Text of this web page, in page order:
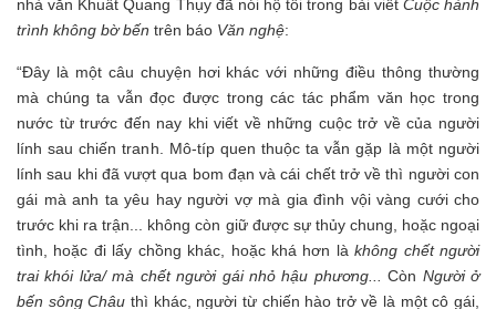
nhà văn Khuất Quang Thụy đã nói hộ tôi trong bài viết Cuộc hành
trình không bờ bến trên báo Văn nghệ:
“Đây là một câu chuyện hơi khác với những điều thông thường
mà chúng ta vẫn đọc được trong các tác phẩm văn học trong
nước từ trước đến nay khi viết về những cuộc trở về của người
lính sau chiến tranh. Mô-típ quen thuộc ta vẫn gặp là một người
lính sau khi đã vượt qua bom đạn và cái chết trở về thì người con
gái mà anh ta yêu hay người vợ mà gia đình vội vàng cưới cho
trước khi ra trận... không còn giữ được sự thủy chung, hoặc ngoại
tình, hoặc đi lấy chồng khác, hoặc khá hơn làkhông chết người
trai khói lửa/ mà chết người gái nhỏ hậu phương...
Còn Người ở
bến sông Châu thì khác, người từ chiến hào trở về là một cô gái,